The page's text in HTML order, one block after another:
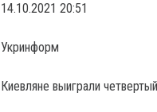
14.10.2021 20:51
Укринформ
Киевляне выиграли